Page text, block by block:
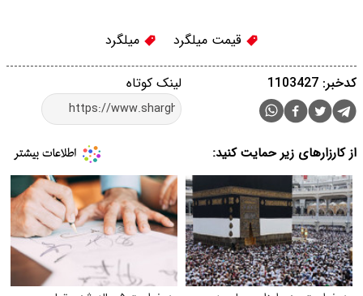
قیمت میلگرد میلگرد
لینک کوتاه کدخبر: 1103427
از کارزارهای زیر حمایت کنید: